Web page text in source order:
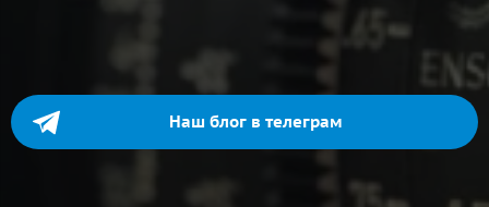
Наш блог в телеграм